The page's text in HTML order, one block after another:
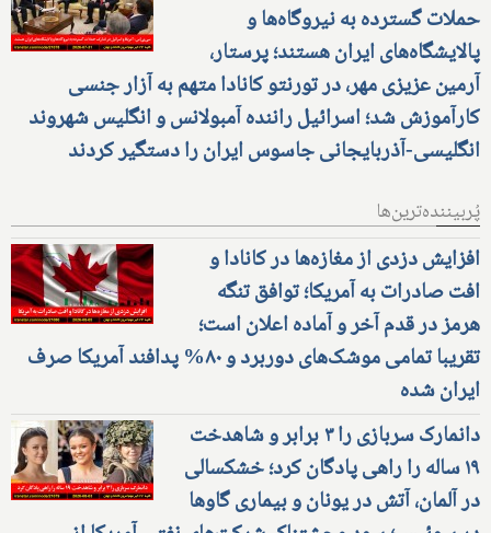
حملات گسترده به نیروگاه‌ها و
پالایشگاه‌های ایران هستند؛ پرستار،
آرمین عزیزی مهر، در تورنتو کانادا متهم به آزار جنسی
کارآموزش شد؛ اسرائیل راننده آمبولانس و انگلیس شهروند
انگلیسی-آذربایجانی جاسوس ایران را دستگیر کردند
پُربیننده‌ترین‌ها
افزایش دزدی از مغازه‌ها در کانادا و
افت صادرات به آمریکا؛ توافق تنگه
هرمز در قدم آخر و آماده اعلان است؛
تقریبا تمامی موشک‌های دوربرد و ۸۰% پدافند آمریکا صرف
ایران شده
دانمارک سربازی را ۳ برابر و شاهدخت
۱۹ ساله را راهی پادگان کرد؛ خشکسالی
در آلمان، آتش در یونان و بیماری گاوها